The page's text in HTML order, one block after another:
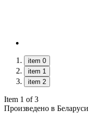
item 0
item 1
item 2
Item 1 of 3
Произведено в Беларуси